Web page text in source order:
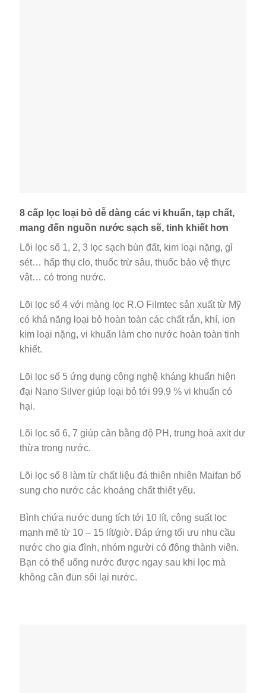
8 cấp lọc loại bỏ dễ dàng các vi khuẩn, tạp chất,
mang đến nguồn nước sạch sẽ, tinh khiết hơn
Lõi lọc số 1, 2, 3 lọc sạch bùn đất, kim loại nặng, gỉ
sét… hấp thụ clo, thuốc trừ sâu, thuốc bảo vệ thực
vật… có trong nước.
Lõi lọc số 4 với màng lọc R.O Filmtec sản xuất từ Mỹ
có khả năng loại bỏ hoàn toàn các chất rắn, khí, ion
kim loại nặng, vi khuẩn làm cho nước hoàn toàn tinh
khiết.
Lõi lọc số 5 ứng dụng công nghệ kháng khuẩn hiện
đại Nano Silver giúp loại bỏ tới 99.9 % vi khuẩn có
hại.
Lõi lọc số 6, 7 giúp cân bằng độ PH, trung hoà axit dư
thừa trong nước.
Lõi lọc số 8 làm từ chất liệu đá thiên nhiên Maifan bổ
sung cho nước các khoáng chất thiết yếu.
Bình chứa nước dung tích tới 10 lít, công suất lọc
mạnh mẽ từ 10 – 15 lít/giờ. Đáp ứng tối ưu nhu cầu
nước cho gia đình, nhóm người có đông thành viên.
Bạn có thể uống nước được ngay sau khi lọc mà
không cần đun sôi lại nước.